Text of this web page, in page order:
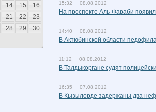
14 15
16
21 22
23
28 29
30
15:32 08.08.2012
На проспекте Аль-Фараби
14:40 08.08.2012
В Актюбинской области
11:12 08.08.2012
В Талдыкоргане судят
16:35 07.08.2012
В Кызылорде задержаны два